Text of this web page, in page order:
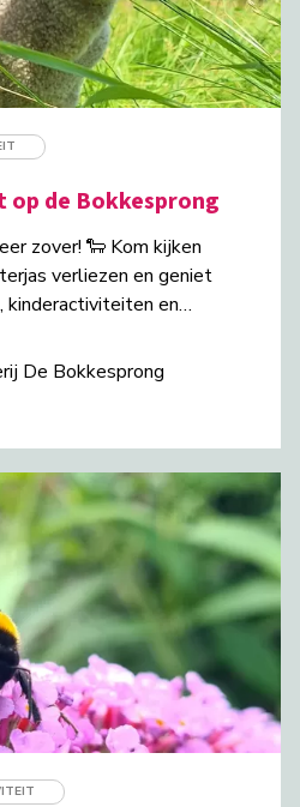
op de Bokkesprong
zover! 🐑 Kom kijken
verliezen en geniet
kinderactiviteiten en
De Bokkesprong